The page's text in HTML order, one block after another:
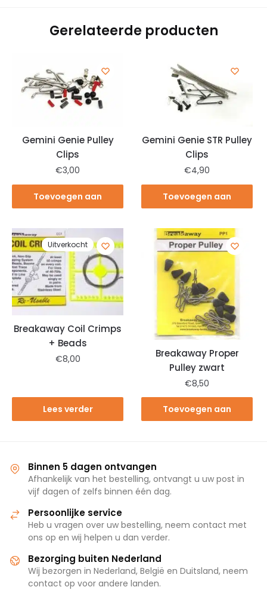
Gerelateerde producten
Gemini Genie Pulley
Clips
€3,00
Toevoegen aan
Gemini Genie STR Pulley
Clips
€4,90
Toevoegen aan
Uitverkocht
Breakaway Coil Crimps
+ Beads
€8,00
Lees verder
Breakaway Proper
Pulley zwart
€8,50
Toevoegen aan
Binnen 5 dagen ontvangen
Afhankelijk van het bestelling, ontvangt u uw post in
vijf dagen of zelfs binnen één dag.
Persoonlijke service
Heb u vragen over uw bestelling, neem contact met
ons op en wij helpen u dan verder.
Bezorging buiten Nederland
Wij bezorgen in Nederland, België en Duitsland, neem
contact op voor andere landen.